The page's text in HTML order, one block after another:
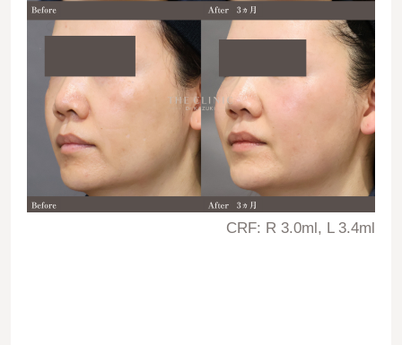
CRF: R 3.0ml, L 3.4ml